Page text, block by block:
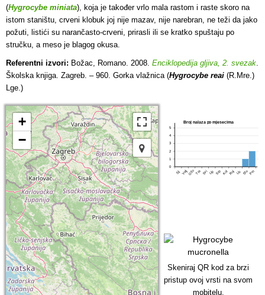
(Hygrocybe miniata), koja je također vrlo mala rastom i raste skoro na
istom staništu, crveni klobuk joj nije mazav, nije narebran, ne teži da jako
požuti, listići su narančasto-crveni, prirasli ili se kratko spuštaju po
stručku, a meso je blagog okusa.
Referentni izvori: Božac, Romano. 2008. Enciklopedija gljiva, 2. svezak.
Školska knjiga. Zagreb. – 960. Gorka vlažnica (Hygrocybe reai (R.Mre.)
Lge.)
+
−
Broj nalaza po mjesecima
0
1
2
3
4
5
Sij VeljOžuTra Svi Lip Srp Kol Ruj Lis StuPro
Skeniraj QR kod za brzi
pristup ovoj vrsti na svom
mobitelu.